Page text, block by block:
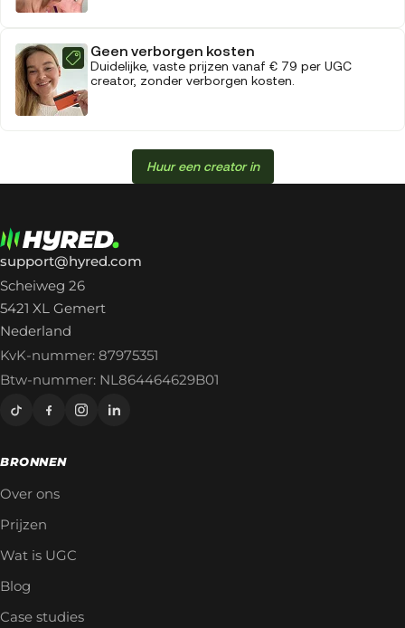
Geen verborgen kosten
Duidelijke, vaste prijzen vanaf € 79 per UGC
creator, zonder verborgen kosten.
Huur een creator in
support@hyred.com
Scheiweg 26
5421 XL Gemert
Nederland
KvK-nummer: 87975351
Btw-nummer: NL864464629B01
BRONNEN
Over ons
Prijzen
Wat is UGC
Blog
Case studies